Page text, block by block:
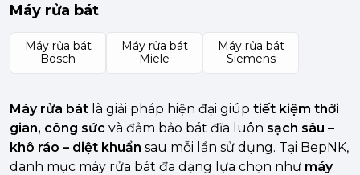
Máy rửa bát
Máy rửa bát
Bosch
Máy rửa bát
Miele
Máy rửa bát
Siemens
Máy rửa bát là giải pháp hiện đại giúp tiết kiệm thời
gian, công sức và đảm bảo bát đĩa luôn sạch sâu –
khô ráo – diệt khuẩn sau mỗi lần sử dụng. Tại BepNK,
danh mục máy rửa bát đa dạng lựa chọn như máy